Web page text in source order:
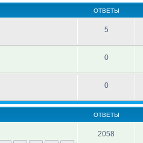
ОТВЕТЫ
5
0
0
ОТВЕТЫ
2058